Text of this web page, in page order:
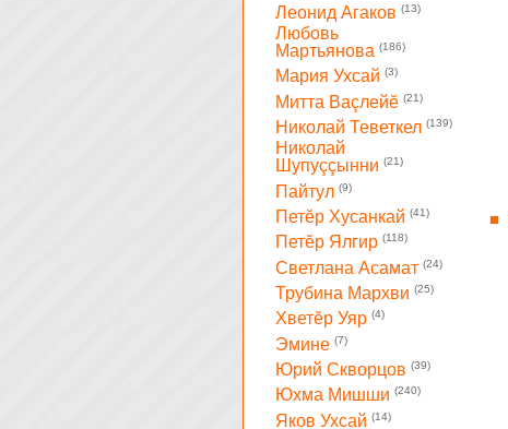
■
Леонид Агаков (13)
Любовь
Мартьянова (186)
Мария Ухсай (3)
Митта Ваçлейĕ (21)
Николай Теветкел (139)
Николай
Шупуççынни (21)
Пайтул (9)
Петĕр Хусанкай (41)
Петĕр Ялгир (118)
Светлана Асамат (24)
Трубина Мархви (25)
Хветĕр Уяр (4)
Эмине (7)
Юрий Скворцов (39)
Юхма Мишши (240)
Яков Ухсай (14)